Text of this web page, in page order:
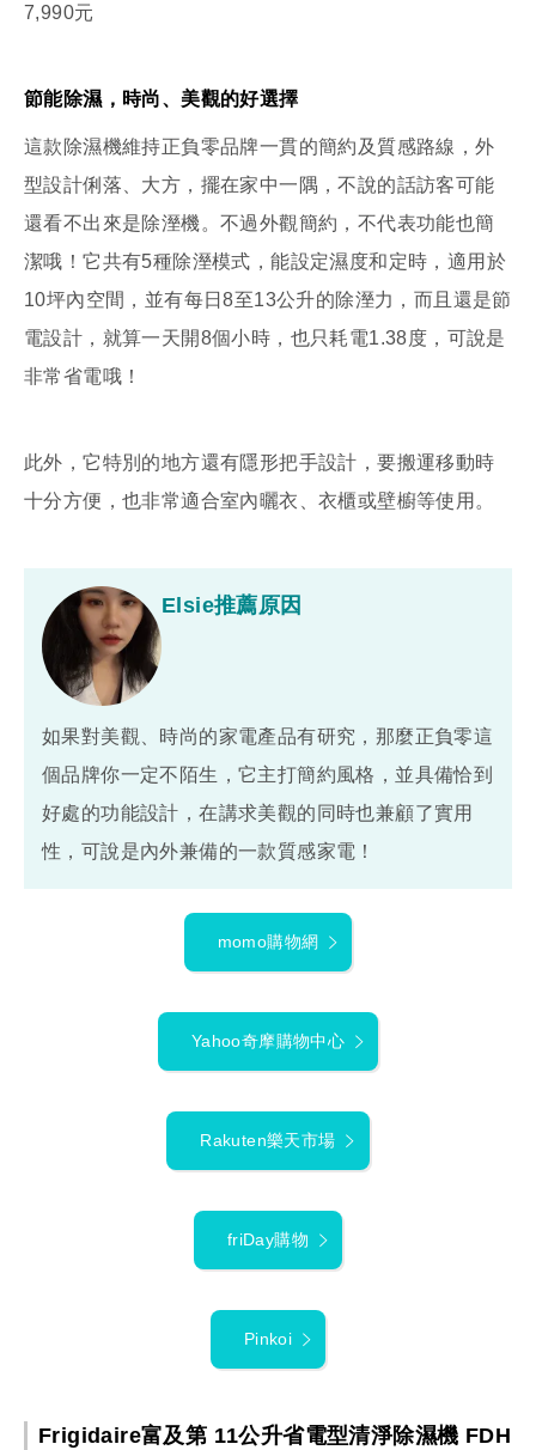
7,990元
節能除濕，時尚、美觀的好選擇
這款除濕機維持正負零品牌一貫的簡約及質感路線，外
型設計俐落、大方，擺在家中一隅，不說的話訪客可能
還看不出來是除溼機。不過外觀簡約，不代表功能也簡
潔哦！它共有5種除溼模式，能設定濕度和定時，適用於
10坪內空間，並有每日8至13公升的除溼力，而且還是節
電設計，就算一天開8個小時，也只耗電1.38度，可說是
非常省電哦！
此外，它特別的地方還有隱形把手設計，要搬運移動時
十分方便，也非常適合室內曬衣、衣櫃或壁櫥等使用。
Elsie推薦原因
如果對美觀、時尚的家電產品有研究，那麼正負零這
個品牌你一定不陌生，它主打簡約風格，並具備恰到
好處的功能設計，在講求美觀的同時也兼顧了實用
性，可說是內外兼備的一款質感家電！
momo購物網
Yahoo奇摩購物中心
Rakuten樂天市場
friDay購物
Pinkoi
Frigidaire富及第 11公升省電型清淨除濕機 FDH